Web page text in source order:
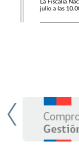
La Fiscalía
julio a las